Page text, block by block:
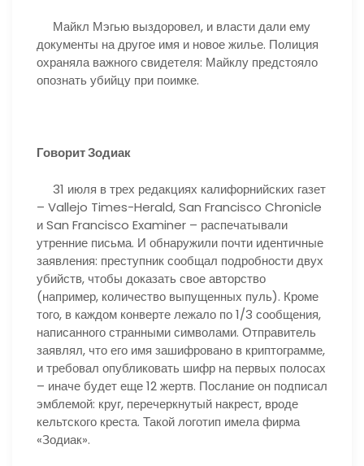
Майкл Мэгью выздоровел, и власти дали ему
документы на другое имя и новое жилье. Полиция
охраняла важного свидетеля: Майклу предстояло
опознать убийцу при поимке.
Говорит Зодиак
31 июля в трех редакциях калифорнийских газет
– Vallejo Times-Herald, San Francisco Chronicle
и San Francisco Examiner – распечатывали
утренние письма. И обнаружили почти идентичные
заявления: преступник сообщал подробности двух
убийств, чтобы доказать свое авторство
(например, количество выпущенных пуль). Кроме
того, в каждом конверте лежало по 1/3 сообщения,
написанного странными символами. Отправитель
заявлял, что его имя зашифровано в криптограмме,
и требовал опубликовать шифр на первых полосах
– иначе будет еще 12 жертв. Послание он подписал
эмблемой: круг, перечеркнутый накрест, вроде
кельтского креста. Такой логотип имела фирма
«Зодиак».